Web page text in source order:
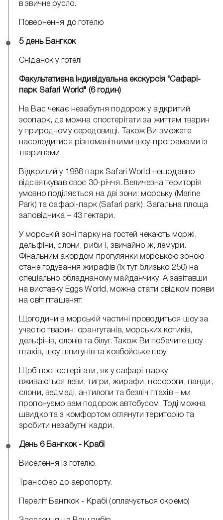
в звичне русло.
Повернення до готелю
5 день Бангкок
Сніданок у готелі
Факультативна індивідуальна екскурсія "Сафарі-
парк Safari World" (6 годин)
На Вас чекає незабутня подорож у відкритий
зоопарк, де можна спостерігати за життям тварин
у природному середовищі. Також Ви зможете
насолодитися різноманітними шоу-програмами із
тваринами.
Відкритий у 1988 парк Safari World нещодавно
відсвяткував своє 30-річчя. Величезна територія
умовно поділяється на дві зони: морську (Marine
Park) та сафарі-парк (Safari park). Загальна площа
заповідника – 43 гектари.
У морській зоні парку на гостей чекають моржі,
дельфіни, слони, риби і, звичайно ж, лемури.
Фінальним акордом прогулянки морською зоною
стане годування жирафів (їх тут близько 250) на
спеціально обладнаному майданчику. А завітавши
на виставку Eggs World, можна стати свідком появи
на світ пташенят.
Щогодини в морській частині проводиться шоу за
участю тварин: орангутанів, морських котиків,
дельфінів, слонів та білуг. Також Ви побачите шоу
птахів, шоу шпигунів та ковбойське шоу.
Щоб поспостерігати, як у сафарі-парку
вживаються леви, тигри, жирафи, носороги, панди,
слони, ведмеді, антилопи та безліч птахів – ми
пропонуємо вам подорож автобусом. Тоді можна
швидко та з комфортом оглянути територію та
зробити незабутні кадри.
День 6 Бангкок - Крабі
Виселення із готелю.
Трансфер до аеропорту.
Переліт Бангкок - Крабі (оплачується окремо)